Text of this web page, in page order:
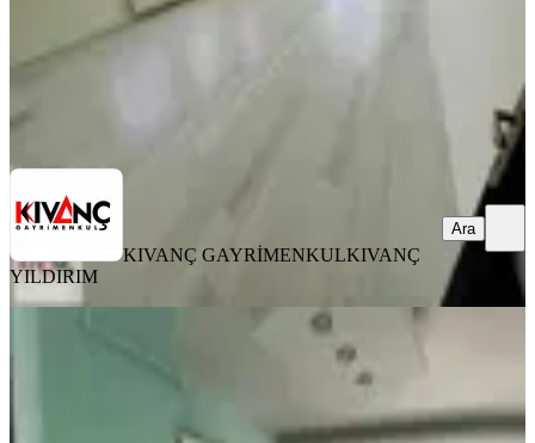
KIVANÇ GAYRİMENKULKIVANÇ
YILDIRIM
Ara
Özhan'dan Yakınca'da 3+1 Ultra Lüx
Yeşilyurt, Yakınca Mahallesi